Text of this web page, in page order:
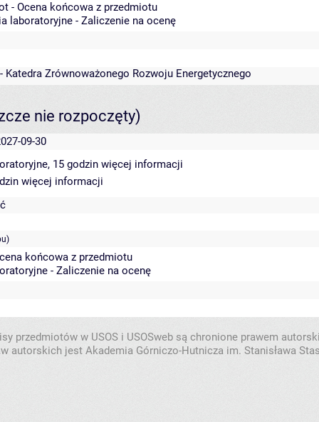
- Ocena końcowa z przedmiotu
laboratoryjne - Zaliczenie na ocenę
Katedra Zrównoważonego Rozwoju Energetycznego
nie rozpoczęty)
09-30
15 godzin więcej informacji
więcej informacji
końcowa z przedmiotu
- Zaliczenie na ocenę
przedmiotów w USOS i USOSweb są chronione prawem
autorskich jest Akademia Górniczo-Hutnicza im. Stanisława